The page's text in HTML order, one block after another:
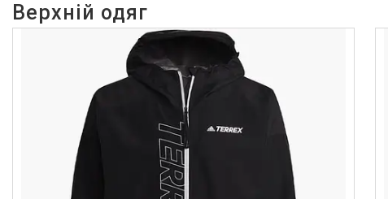
В наявності 50
Товари та послуги :
ВІДГУКИ
Ми в ТікТок :
Ми в Інстаграм :
Верхній одяг